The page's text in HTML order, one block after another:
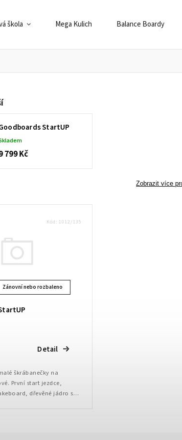
škola Mega Kulich Balance Boardy
StartUP
799 Kč
Zobrazit více
Zánovní nebo rozbaleno
Detail
škrábanečky na
První start jezdce,
dřevěné jádro s
Kód: 1012/135